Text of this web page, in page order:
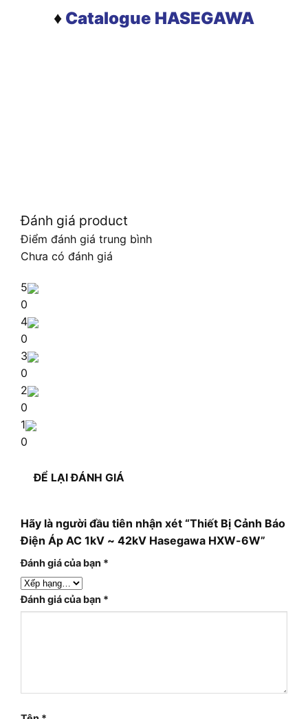
♦ Catalogue HASEGAWA
Đánh giá product
Điểm đánh giá trung bình
Chưa có đánh giá
5
0
4
0
3
0
2
0
1
0
ĐỂ LẠI ĐÁNH GIÁ
Hãy là người đầu tiên nhận xét “Thiết Bị Cảnh Báo
Điện Áp AC 1kV ~ 42kV Hasegawa HXW-6W”
Đánh giá của bạn *
Đánh giá của bạn *